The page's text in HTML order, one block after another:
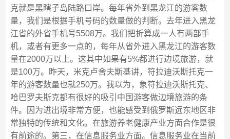
克就是黑瞎子岛陆路口岸。每年省外到黑龙江的游客数
量，我们是根据手机号码的数量做的判断。去年进入黑龙
江省的外省手机号5508万。我们把折算成一人有两部手
机，或者有更多一点的，每年从省外进入黑龙江的游客数
量在2000万以上。这其中如果有5%都进行边境旅游，就
是100万。昨天，米克卢舍夫斯基讲，符拉迪沃斯托克一
年的游客数量也就250万。我以为，象符拉迪沃斯托克、
哈巴罗夫斯克都有很好的吸引中国游客做边境旅游的条
件。因为进出境非常方便，也能感受到俄罗斯远东地区非
常独特的传统和文化。在旅游养老健康产业方面合作是很
有前途的。第三，在信息服务业方面。信息服务业在当前